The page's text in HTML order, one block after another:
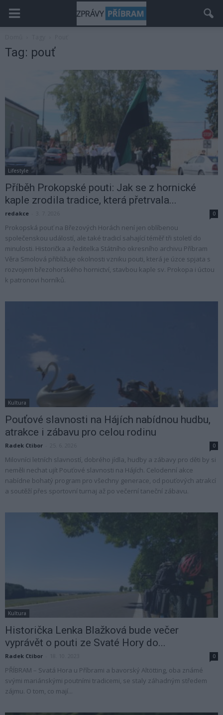
Tag: pouť
Lifestyle
Příběh Prokopské pouti: Jak se z hornické
kaple zrodila tradice, která přetrvala...
redakce 0
Prokopská pouť na Březových Horách není jen oblíbenou
společenskou událostí, ale také tradicí sahající téměř tři století do
minulosti. Historička a ředitelka Státního okresního archivu Příbram
Věra Smolová přibližuje okolnosti vzniku pouti, která je úzce spjata s
rozvojem březohorského hornictví, stavbou kaple sv. Prokopa i úctou
k patronovi horníků.
Kultura
Pouťové slavnosti na Hájích nabídnou hudbu,
atrakce i zábavu pro celou rodinu
Radek Ctibor 0
Milovníci letních slavností, dobrého jídla, hudby a zábavy pro děti by si
neměli nechat ujít Pouťové slavnosti na Hájích. Celodenní akce
nabídne bohatý program pro všechny generace, od pouťových atrakcí
a soutěží přes sportovní turnaj až po večerní taneční zábavu.
Kultura
Historička Lenka Blažková bude večer
vyprávět o pouti ze Svaté Hory do...
Radek Ctibor 0
PŘÍBRAM – Svatá Hora u Příbrami a bavorský Altötting, oba známé
svými mariánskými poutními tradicemi, se staly záhadným středem
zájmu. O tom, co mají...